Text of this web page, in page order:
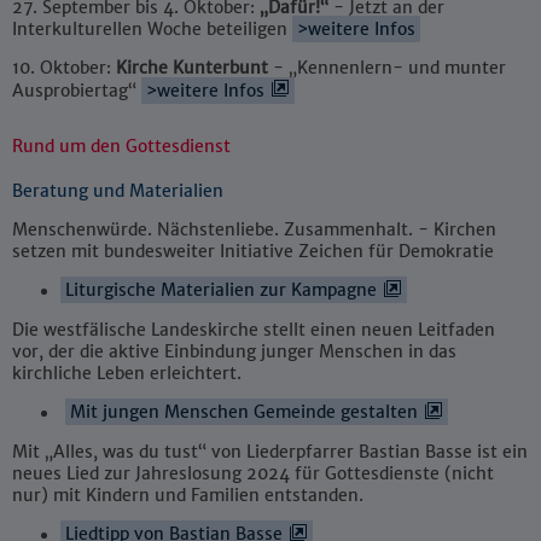
27. September bis 4. Oktober: „Dafür!“ - Jetzt an der
Interkulturellen Woche beteiligen >weitere Infos
10. Oktober: Kirche Kunterbunt - „Kennenlern- und munter
Ausprobiertag“ >weitere Infos
Rund um den Gottesdienst
Beratung und Materialien
Menschenwürde. Nächstenliebe. Zusammenhalt. - Kirchen
setzen mit bundesweiter Initiative Zeichen für Demokratie
Liturgische Materialien zur Kampagne
Die westfälische Landeskirche stellt einen neuen Leitfaden
vor, der die aktive Einbindung junger Menschen in das
kirchliche Leben erleichtert.
Mit jungen Menschen Gemeinde gestalten
Mit „Alles, was du tust“ von Liederpfarrer Bastian Basse ist ein
neues Lied zur Jahreslosung 2024 für Gottesdienste (nicht
nur) mit Kindern und Familien entstanden.
Liedtipp von Bastian Basse